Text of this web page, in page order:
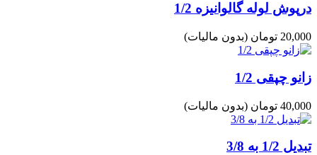
درپوش لوله گالوانیزه 1/2
20,000 تومان (بدون مالیات)
زانو چپقی 1/2
40,000 تومان (بدون مالیات)
تبدیل 1/2 به 3/8